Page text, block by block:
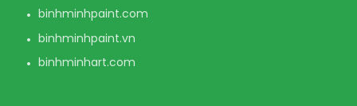
binhminhpaint.com
binhminhpaint.vn
binhminhart.com